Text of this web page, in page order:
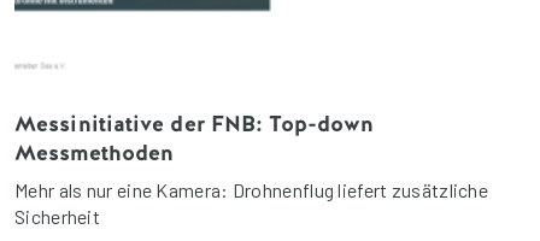
Messinitiative der FNB: Top-down
Messmethoden
Mehr als nur eine Kamera: Drohnenflug liefert zusätzliche
Sicherheit